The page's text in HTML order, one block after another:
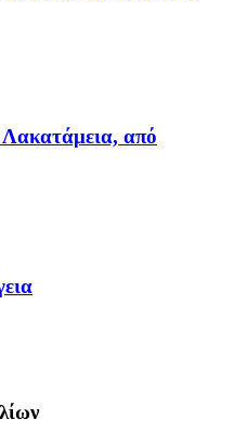
Λακατάμεια, από